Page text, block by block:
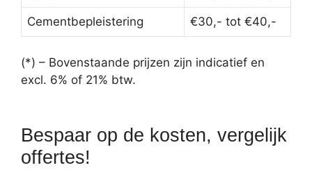
Cementbepleistering €30,- tot €40,-
(*) – Bovenstaande prijzen zijn indicatief en
excl. 6% of 21% btw.
Bespaar op de kosten, vergelijk
offertes!